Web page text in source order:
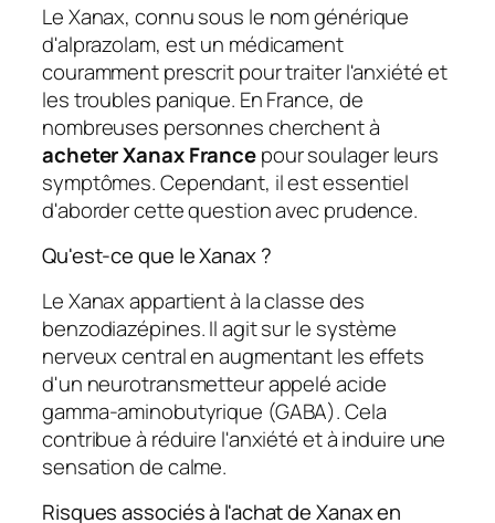
Le Xanax, connu sous le nom générique
d'alprazolam, est un médicament
couramment prescrit pour traiter l'anxiété et
les troubles panique. En France, de
nombreuses personnes cherchent à
acheter Xanax Francepour soulager leurs
symptômes. Cependant, il est essentiel
d'aborder cette question avec prudence.
Qu'est-ce que le Xanax ?
Le Xanax appartient à la classe des
benzodiazépines. Il agit sur le système
nerveux central en augmentant les effets
d'un neurotransmetteur appelé acide
gamma-aminobutyrique (GABA). Cela
contribue à réduire l'anxiété et à induire une
sensation de calme.
Risques associés à l'achat de Xanax en